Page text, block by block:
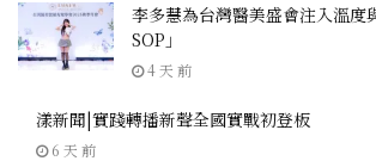
李多慧為台灣醫美盛會注入溫度
SOP」
4 天 前
漾新聞|實踐轉播新聲全國實戰初登板
6 天 前